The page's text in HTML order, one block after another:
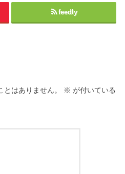
feedly
はありません。 ※ が付いている